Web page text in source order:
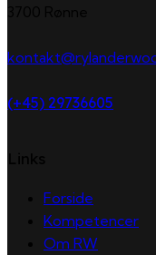
(+45) 29736605
Forside
Kompetencer
Om RW